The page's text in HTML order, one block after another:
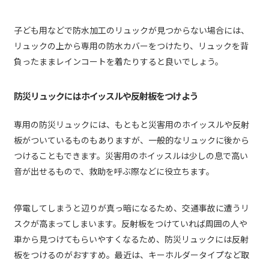
子ども用などで防水加工のリュックが見つからない場合には、
リュックの上から専用の防水カバーをつけたり、リュックを背
負ったままレインコートを着たりすると良いでしょう。
防災リュックにはホイッスルや反射板をつけよう
専用の防災リュックには、もともと災害用のホイッスルや反射
板がついているものもありますが、一般的なリュックに後から
つけることもできます。災害用のホイッスルは少しの息で高い
音が出せるもので、救助を呼ぶ際などに役立ちます。
停電してしまうと辺りが真っ暗になるため、交通事故に遭うリ
スクが高まってしまいます。反射板をつけていれば周囲の人や
車から見つけてもらいやすくなるため、防災リュックには反射
板をつけるのがおすすめ。最近は、キーホルダータイプなど取